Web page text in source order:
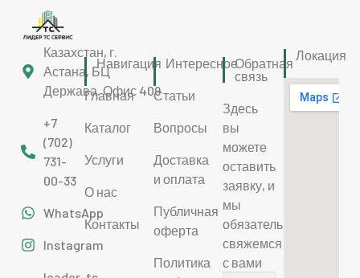
Казахстан, г.
Астана, БЦ
Держава. Офис 409
+7
(702)
731-
00-33
WhatsApp
Instagram
Навигация
Главная
Каталог
Услуги
О нас
Контакты
Интересное
Статьи
Вопросы
Доставка
и оплата
Публичная
оферта
Политика
Обратная
связь
Здесь
вы
можете
оставить
заявку, и
мы
обязательно
свяжемся
с вами
Локация